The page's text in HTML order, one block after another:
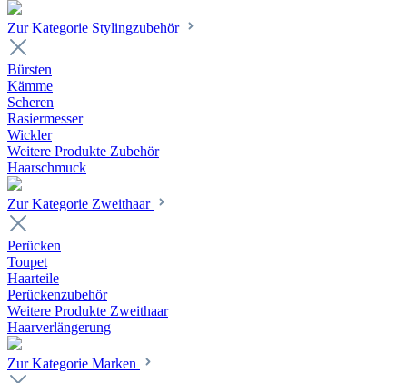
Zur Kategorie Stylingzubehör
Bürsten
Kämme
Scheren
Rasiermesser
Wickler
Weitere Produkte Zubehör
Haarschmuck
Zur Kategorie Zweithaar
Perücken
Toupet
Haarteile
Perückenzubehör
Weitere Produkte Zweithaar
Haarverlängerung
Zur Kategorie Marken